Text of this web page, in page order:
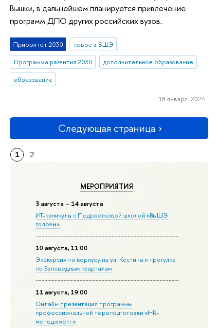
МЕРОПРИЯТИЯ
3 августа – 14 августа
ИТ-каникулы с Подростковой школой «ВыШЭ
головы»
10 августа, 11:00
Экскурсия по корпусу на ул. Костина и прогулка
по Заповедным кварталам
11 августа, 19:00
Онлайн-презентация программы
профессиональной переподготовки «HR-
менеджмент»
Вышки, в дальнейшем планируется привлечение
программ ДПО других российских вузов.
Приоритет 2030
новое в ВШЭ
Программа развития 2030
дополнительное образование
образование
18 января 2024
Следующая страница
1 2